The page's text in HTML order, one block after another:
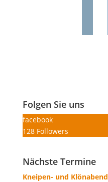
Folgen Sie uns
facebook
128 Followers
Nächste Termine
Kneipen- und Klönabend